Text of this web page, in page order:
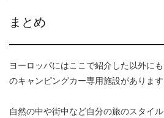
まとめ
ヨーロッパにはここで紹介した以外に
のキャンピングカー専用施設があります
自然の中や街中など自分の旅のスタイ